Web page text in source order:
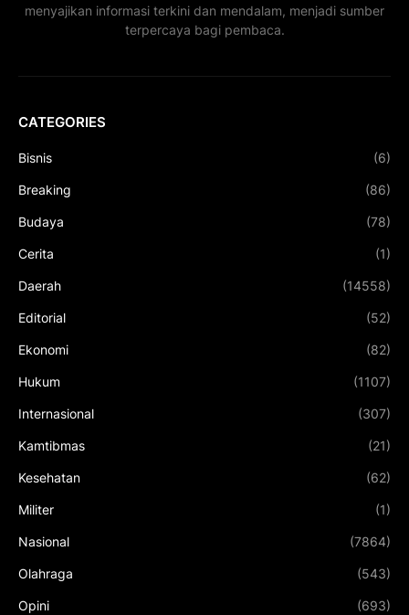
menyajikan informasi terkini dan mendalam, menjadi sumber
terpercaya bagi pembaca.
CATEGORIES
Bisnis (6)
Breaking (86)
Budaya (78)
Cerita (1)
Daerah (14558)
Editorial (52)
Ekonomi (82)
Hukum (1107)
Internasional (307)
Kamtibmas (21)
Kesehatan (62)
Militer (1)
Nasional (7864)
Olahraga (543)
Opini (693)